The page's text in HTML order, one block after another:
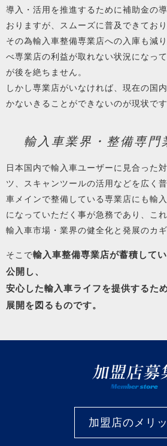
導入・活用を推進するために補助金の
おりますが、スムーズに普及できており
その為輸入車整備専業店への入庫も減
べ専業店の利益が取れない状況になっ
が後を絶ちません。
しかし専業店がいなければ、現在の国
かないきることができないのが現状です
輸入車業界・整備専門
日本国内で輸入車ユーザーに見合った
ツ、スキャンツールの活用などを広く
車メインで整備している専業店にも輸
になっていただく事が急務であり、こ
輸入車市場・業界の健全化と発展のカギ
そこで輸入車整備専業店が蓄積して
公開し、
安心した輸入車ライフを提供するた
展開を図るものです。
加盟店のメリ